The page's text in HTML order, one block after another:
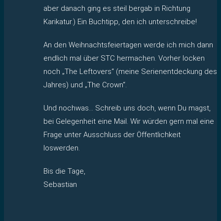
aber danach ging es steil bergab in Richtung
Karikatur.) Ein Buchtipp, den ich unterschreibe!
An den Weihnachtsfeiertagen werde ich mich dann
endlich mal über STC hermachen. Vorher locken
noch „The Leftovers“ (meine Serienentdeckung des
Jahres) und „The Crown“.
Und nochwas… Schreib uns doch, wenn Du magst,
bei Gelegenheit eine Mail. Wir würden gern mal eine
Frage unter Ausschluss der Öffentlichkeit
loswerden.
Bis die Tage,
Sebastian